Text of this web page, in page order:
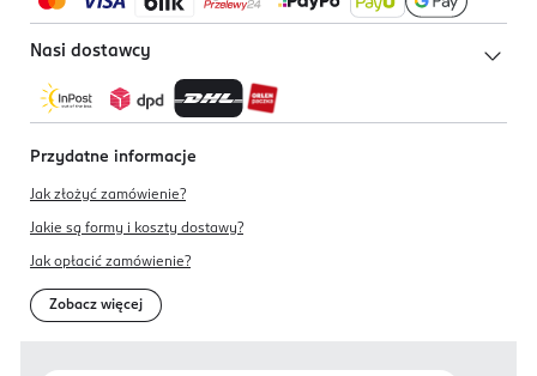
Nasi dostawcy
Przydatne informacje
Jak złożyć zamówienie?
Jakie są formy i koszty dostawy?
Jak opłacić zamówienie?
Zobacz więcej